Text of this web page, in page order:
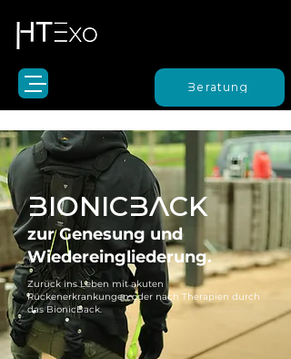
Beratung
BIONICBACK
zur Genesung und
Wiedereingliederung.
Zurück ins Leben mit akuten
Rückenerkrankungen oder nach Therapien durch
das BionicBack.